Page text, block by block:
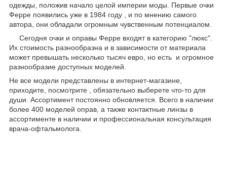
одежды, положив начало целой империи моды. Первые очки
Ферре появились уже в 1984 году , и по мнению самого
автора, они обладали огромным чувственным потенциалом.
Сегодня очки и оправы Ферре входят в категорию "люкс".
Их стоимость разнообразна и в зависимости от материала
может превышать несколько тысяч евро, но есть и огромное
разнообразие доступных моделей.
Не все модели представлены в интернет-магазине,
приходите, посмотрите , обязательно выберете что-то для
души. Ассортимент постоянно обновляется. Всего в наличии
более 400 моделей оправ, а также контактные линзы в
ассортименте в наличии и профессиональная консультация
врача-офтальмолога.